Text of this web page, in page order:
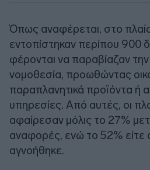
Όπως αναφέρεται, στο
εντοπίστηκαν περίπου 900
φέρονται να παραβίαζαν
νομοθεσία, προωθώντας
παραπλανητικά προϊόντα ή
υπηρεσίες. Από αυτές, οι
αφαίρεσαν μόλις το 27%
αναφορές, ενώ το 52% είτε
αγνοήθηκε.